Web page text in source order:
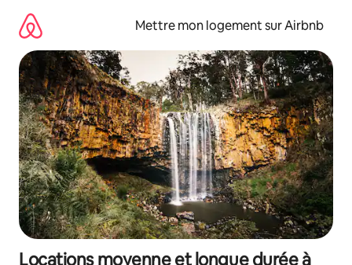
directement
contenu
Mettre mon logement sur Airbnb
Locations moyenne et longue durée à